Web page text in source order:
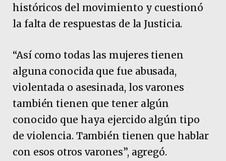
históricos del movimiento y cuestionó
la falta de respuestas de la Justicia.
“Así como todas las mujeres tienen
alguna conocida que fue abusada,
violentada o asesinada, los varones
también tienen que tener algún
conocido que haya ejercido algún tipo
de violencia. También tienen que hablar
con esos otros varones”, agregó.